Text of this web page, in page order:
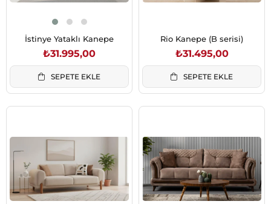
İstinye Yataklı Kanepe
₺31.995,00
SEPETE EKLE
Rio Kanepe (B serisi)
₺31.495,00
SEPETE EKLE